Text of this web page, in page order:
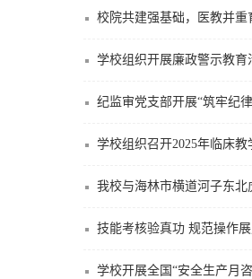
校院共建强基础，医教并
学校组织开展廉政警示教育
纪监审党支部开展“筑牢纪
学校组织召开2025年临床
我校与海林市横道河子东
技能考核验真功 规范操作
学校开展全国“安全生产月